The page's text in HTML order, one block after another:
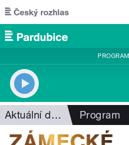
Přejít k hlavnímu obsahu
PROGRAM
Aktuální dění Program